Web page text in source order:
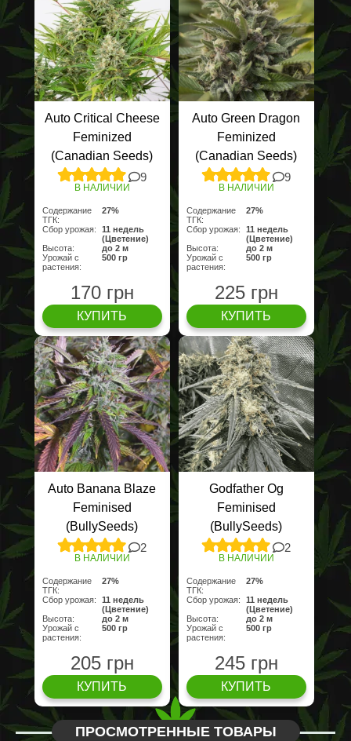
Auto Critical Cheese
Feminized
(Canadian Seeds)
9
В НАЛИЧИИ
Содержание
ТГК:
27%
Сбор урожая:
11 недель
(Цветение)
Высота:
до 2 м
Урожай с
растения:
500 гр
170 грн
КУПИТЬ
Auto Green Dragon
Feminized
(Canadian Seeds)
9
В НАЛИЧИИ
Содержание
ТГК:
27%
Сбор урожая:
11 недель
(Цветение)
Высота:
до 2 м
Урожай с
растения:
500 гр
225 грн
КУПИТЬ
Auto Banana Blaze
Feminised
(BullySeeds)
2
В НАЛИЧИИ
Содержание
ТГК:
27%
Сбор урожая:
11 недель
(Цветение)
Высота:
до 2 м
Урожай с
растения:
500 гр
205 грн
КУПИТЬ
Godfather Og
Feminised
(BullySeeds)
2
В НАЛИЧИИ
Содержание
ТГК:
27%
Сбор урожая:
11 недель
(Цветение)
Высота:
до 2 м
Урожай с
растения:
500 гр
245 грн
КУПИТЬ
ПРОСМОТРЕННЫЕ ТОВАРЫ